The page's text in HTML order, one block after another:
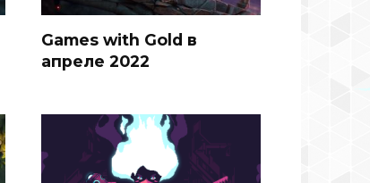
Games with Gold в
апреле 2022